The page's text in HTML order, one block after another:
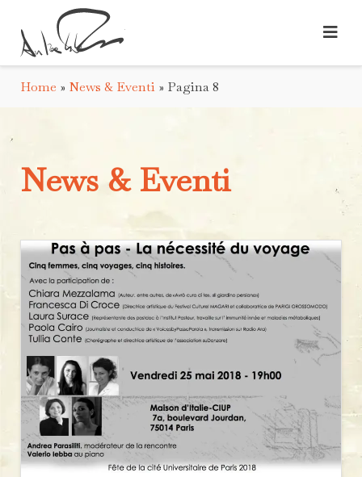
Home » News & Eventi » Pagina 8
News & Eventi